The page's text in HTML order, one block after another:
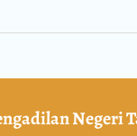
Negeri